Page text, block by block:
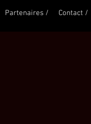
Partenaires / Contact /